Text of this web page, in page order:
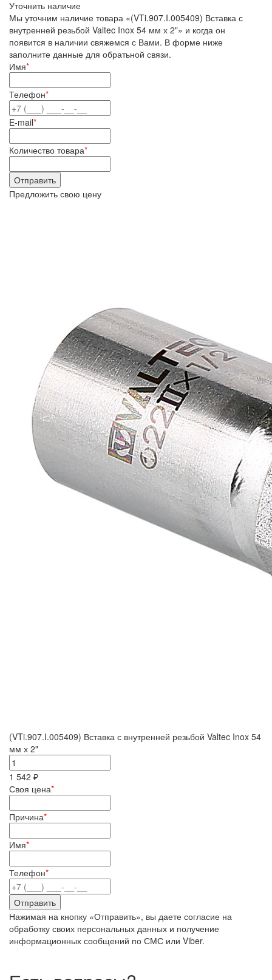
Уточнить наличие
Мы уточним наличие товара «(VTi.907.I.005409) Вставка с
внутренней резьбой Valtec Inox 54 мм х 2"» и когда он
появится в наличии свяжемся с Вами. В форме ниже
заполните данные для обратьной связи.
Имя*
Телефон*
E-mail*
Количество товара*
Предложить свою цену
(VTi.907.I.005409) Вставка с внутренней резьбой Valtec Inox 54
мм х 2"
1 542 ₽
Своя цена*
Причина*
Имя*
Телефон*
Нажимая на кнопку «Отправить», вы даете согласие на
обработку своих персональных данных и получение
информационных сообщений по СМС или Viber.